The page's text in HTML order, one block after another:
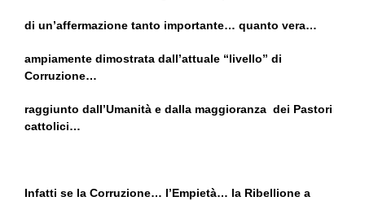
di un’affermazione tanto importante… quanto vera…
ampiamente dimostrata dall’attuale “livello” di
Corruzione…
raggiunto dall’Umanità e dalla maggioranza dei Pastori
cattolici…
Infatti se la Corruzione… l’Empietà… la Ribellione a